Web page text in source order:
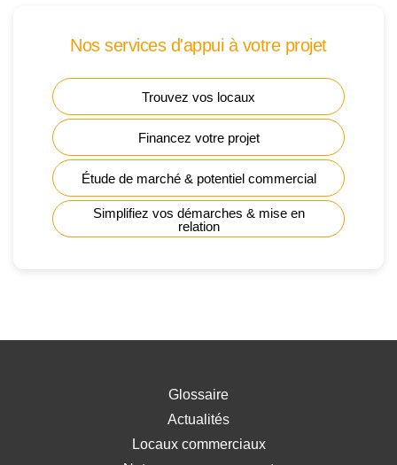
Nos services d'appui à votre projet
Trouvez vos locaux
Financez votre projet
Étude de marché & potentiel commercial
Simplifiez vos démarches & mise en
relation
Glossaire
Actualités
Locaux commerciaux